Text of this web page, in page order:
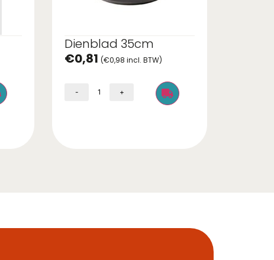
Dienblad 35cm
€0,81 (€0,98 incl. BTW)
- +